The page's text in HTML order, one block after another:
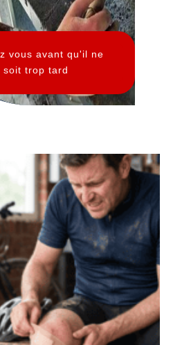
vous avant qu'il ne
soit trop tard